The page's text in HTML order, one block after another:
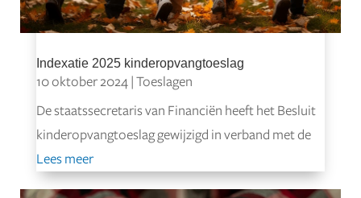
Indexatie 2025 kinderopvangtoeslag
10 oktober 2024| Toeslagen
De staatssecretaris van Financiën heeft het Besluit
kinderopvangtoeslag gewijzigd in verband met de
Lees meer